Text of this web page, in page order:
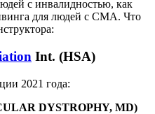
с инвалидностью, как
для людей с СМА. Что
Int. (HSA)
2021 года:
DYSTROPHY, MD)